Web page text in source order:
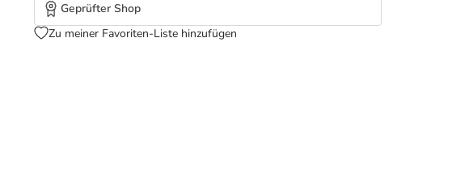
Geprüfter Shop
Zu meiner Favoriten-Liste hinzufügen